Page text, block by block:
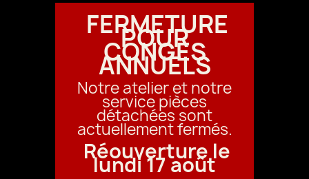
FERMETURE
POUR
CONGÉS
ANNUELS
Notre atelier et notre
service pièces
détachées sont
actuellement fermés.
Réouverture le
lundi 17 août